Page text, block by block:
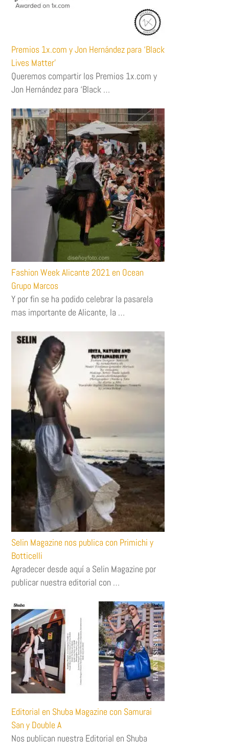
Premios 1x.com y Jon Hernández para ‘Black
Lives Matter’
Queremos compartir los Premios 1x.com y
Jon Hernández para ‘Black …
Fashion Week Alicante 2021 en Ocean
Grupo Marcos
Y por fin se ha podido celebrar la pasarela
mas importante de Alicante, la …
Selin Magazine nos publica con Primichi y
Botticelli
Agradecer desde aquí a Selin Magazine por
publicar nuestra editorial con …
Editorial en Shuba Magazine con Samurai
San y Double A
Nos publican nuestra Editorial en Shuba